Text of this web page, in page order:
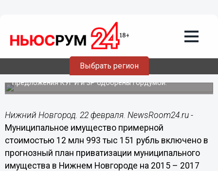
Выбрать регион
Муниципальное имущество примерной
стоимостью около 13 млн рублей
включено в прогнозный план
приватизации
Предложения КУГ И и ЗР одобрены Гордумой.
Нижний Новгород. 22 февраля. NewsRoom24.ru -
Муниципальное имущество примерной
стоимостью 12 млн 993 тыс 151 рубль включено в
прогнозный план приватизации муниципального
имущества в Нижнем Новгороде на 2015 – 2017